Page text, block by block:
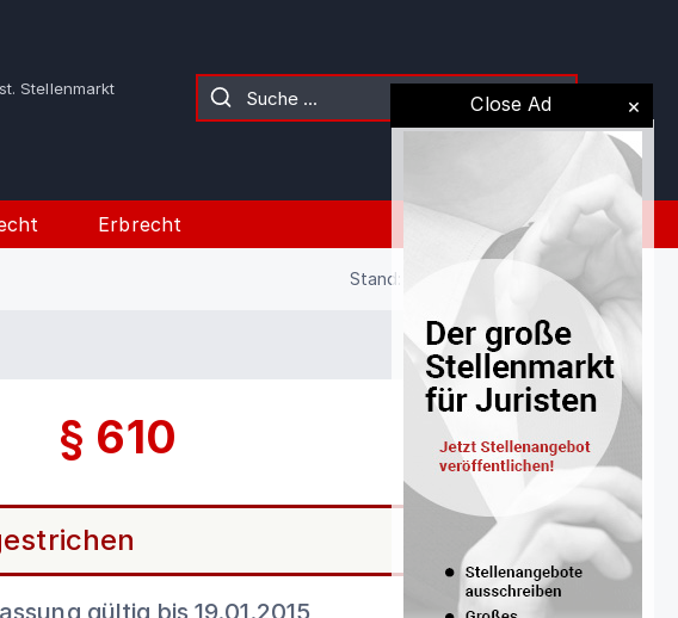
Stellenmarkt
Erbrecht
Stand: 02.08.2026 (Gesetz)
Close Ad
§ 610
gültig bis 19.01.2015